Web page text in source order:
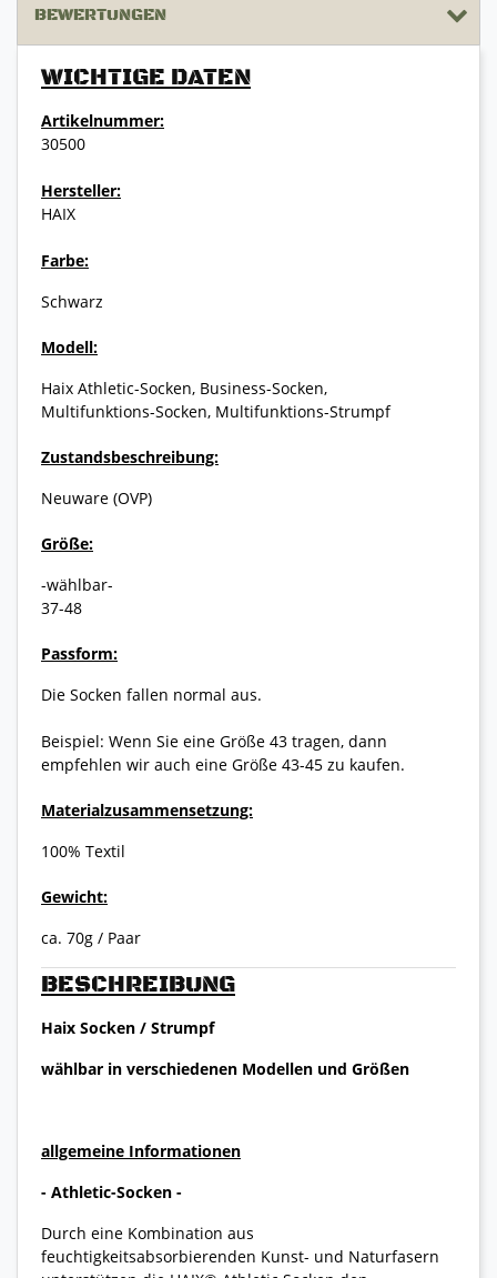
BEWERTUNGEN
BESCHREIBUNG
Haix Socken / Strumpf
wählbar in verschiedenen Modellen und Größen
allgemeine Informationen
- Athletic-Socken -
Durch eine Kombination aus
feuchtigkeitsabsorbierenden Kunst- und Naturfasern
WICHTIGE DATEN
Artikelnummer:
30500
Hersteller:
HAIX
Farbe:
Schwarz
Modell:
Haix Athletic-Socken, Business-Socken,
Multifunktions-Socken, Multifunktions-Strumpf
Zustandsbeschreibung:
Neuware (OVP)
Größe:
-wählbar-
37-48
Passform:
Die Socken fallen normal aus.
Beispiel: Wenn Sie eine Größe 43 tragen, dann
empfehlen wir auch eine Größe 43-45 zu kaufen.
Materialzusammensetzung:
100% Textil
Gewicht:
ca. 70g / Paar